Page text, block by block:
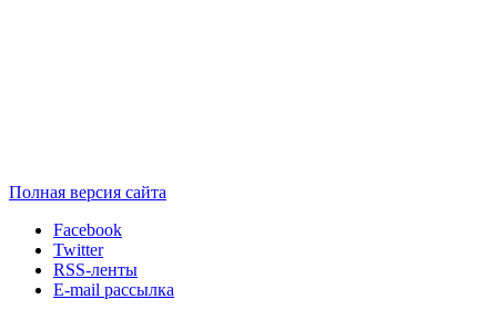
Полная версия сайта
Facebook
Twitter
RSS-ленты
E-mail рассылка